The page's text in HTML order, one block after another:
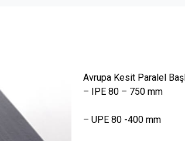
Avrupa Kesit Paralel
– IPE 80 – 750 mm
– UPE 80 -400 mm